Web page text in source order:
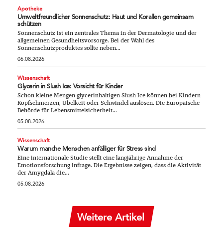
Apotheke
Umweltfreundlicher Sonnenschutz: Haut und Korallen gemeinsam
schützen
Sonnenschutz ist ein zentrales Thema in der Dermatologie und der
allgemeinen Gesundheitsvorsorge. Bei der Wahl des
Sonnenschutzproduktes sollte neben...
06.08.2026
Wissenschaft
Glycerin in Slush Ice: Vorsicht für Kinder
Schon kleine Mengen glycerinhaltigen Slush Ice können bei Kindern
Kopfschmerzen, Übelkeit oder Schwindel auslösen. Die Europäische
Behörde für Lebensmittelsicherheit...
05.08.2026
Wissenschaft
Warum manche Menschen anfälliger für Stress sind
Eine internationale Studie stellt eine langjährige Annahme der
Emotionsforschung infrage. Die Ergebnisse zeigen, dass die Aktivität
der Amygdala die...
05.08.2026
Weitere Artikel